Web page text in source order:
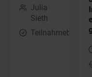
Julia
Sieth